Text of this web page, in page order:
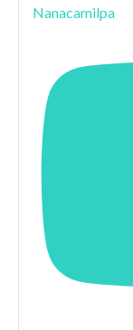
Nanacamilpa